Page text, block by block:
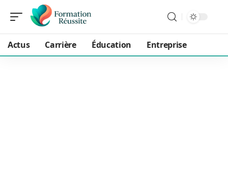
Actus Carrière Éducation Entreprise